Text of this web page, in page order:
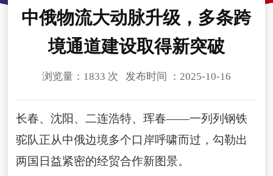
中俄物流大动脉升级，多条跨
境通道建设取得新突破
浏览量：1833 次 发布时间 ：2025-10-16
长春、沈阳、二连浩特、珲春——一列列钢铁
驼队正从中俄边境多个口岸呼啸而过，勾勒出
两国日益紧密的经贸合作新图景。